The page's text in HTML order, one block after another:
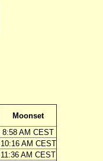
Moonset
8:58 AM CEST
10:16 AM CEST
11:36 AM CEST